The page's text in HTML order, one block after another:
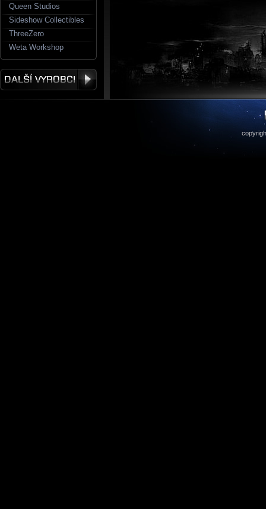
Queen Studios
Sideshow Collectibles
ThreeZero
Weta Workshop